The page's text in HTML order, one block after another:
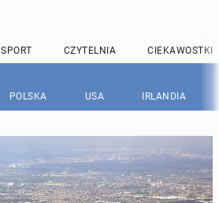
SPORT CZYTELNIA CIEKAWOSTKI
POLSKA USA IRLANDIA